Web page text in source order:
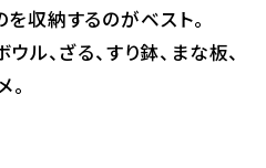
収納するのがベスト。
ウル、ざる、すり鉢、まな板、